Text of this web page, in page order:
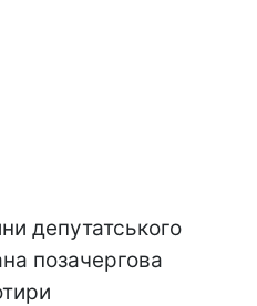
депутатського
позачергова